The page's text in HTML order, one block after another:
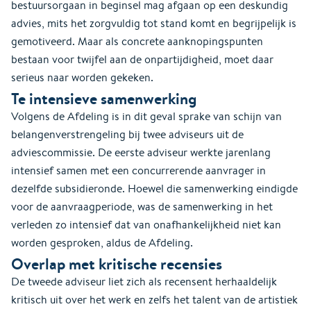
bestuursorgaan in beginsel mag afgaan op een deskundig
advies, mits het zorgvuldig tot stand komt en begrijpelijk is
gemotiveerd. Maar als concrete aanknopingspunten
bestaan voor twijfel aan de onpartijdigheid, moet daar
serieus naar worden gekeken.
Te intensieve samenwerking
Volgens de Afdeling is in dit geval sprake van schijn van
belangenverstrengeling bij twee adviseurs uit de
adviescommissie. De eerste adviseur werkte jarenlang
intensief samen met een concurrerende aanvrager in
dezelfde subsidieronde. Hoewel die samenwerking eindigde
voor de aanvraagperiode, was de samenwerking in het
verleden zo intensief dat van onafhankelijkheid niet kan
worden gesproken, aldus de Afdeling.
Overlap met kritische recensies
De tweede adviseur liet zich als recensent herhaaldelijk
kritisch uit over het werk en zelfs het talent van de artistiek